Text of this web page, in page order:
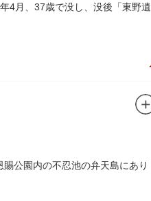
4月、37歳で没し、没後「東野遺
公園内の不忍池の弁天島にあり